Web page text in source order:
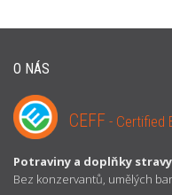
O NÁS
CEFF - Certified
Potraviny a doplňky
Bez konzervantů, umělých